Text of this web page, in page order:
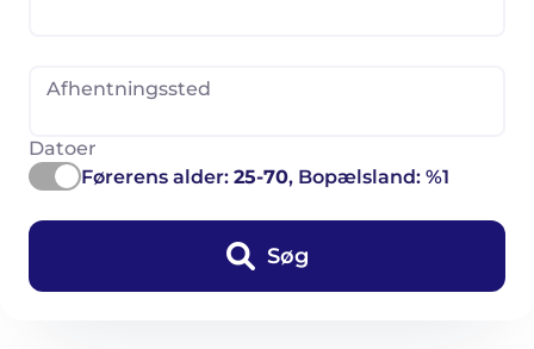
Afhentningssted
Datoer
Førerens alder: 25-70, Bopælsland: %1
Søg